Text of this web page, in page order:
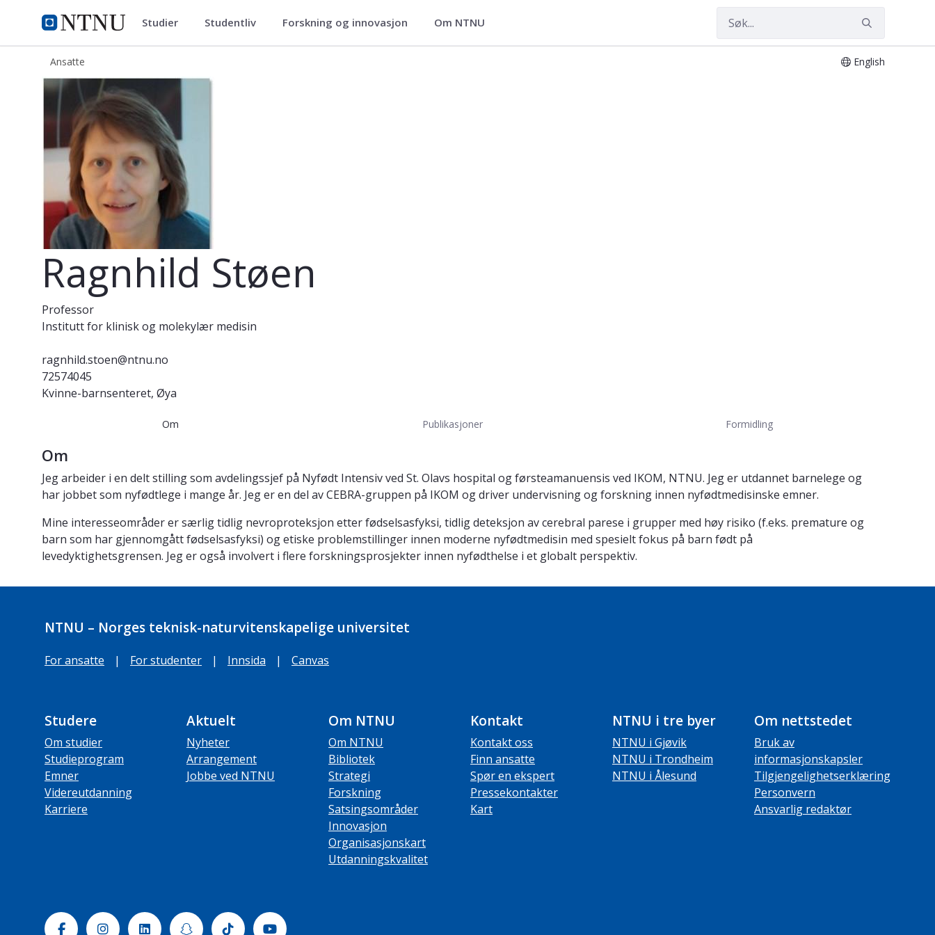
NTNU Hjemmeside
ntnu.no Studier Studentliv Forskning og innovasjon Om NTNU
Ansatte English
Ragnhild Støen
Ragnhild Støen
Professor
Institutt for klinisk og molekylær medisin
ragnhild.stoen@ntnu.no
72574045
Kvinne-barnsenteret, Øya
Om Publikasjoner Formidling
Om
Jeg arbeider i en delt stilling som avdelingssjef på Nyfødt Intensiv ved St. Olavs hospital og førsteamanuensis ved IKOM, NTNU. Jeg er utdannet barnelege og
har jobbet som nyfødtlege i mange år. Jeg er en del av CEBRA-gruppen på IKOM og driver undervisning og forskning innen nyfødtmedisinske emner.
Mine interesseområder er særlig tidlig nevroproteksjon etter fødselsasfyksi, tidlig deteksjon av cerebral parese i grupper med høy risiko (f.eks. premature og
barn som har gjennomgått fødselsasfyksi) og etiske problemstillinger innen moderne nyfødtmedisin med spesielt fokus på barn født på
levedyktighetsgrensen. Jeg er også involvert i flere forskningsprosjekter innen nyfødthelse i et globalt perspektiv.
NTNU – Norges teknisk-naturvitenskapelige universitet
For ansatte | For studenter | Innsida | Canvas
Studere
Om studier
Studieprogram
Emner
Videreutdanning
Karriere
Aktuelt
Nyheter
Arrangement
Jobbe ved NTNU
Om NTNU
Om NTNU
Bibliotek
Strategi
Forskning
Satsingsområder
Innovasjon
Organisasjonskart
Utdanningskvalitet
Kontakt
Kontakt oss
Finn ansatte
Spør en ekspert
Pressekontakter
Kart
NTNU i tre byer
NTNU i Gjøvik
NTNU i Trondheim
NTNU i Ålesund
Om nettstedet
Bruk av
informasjonskapsler
Tilgjengelighetserklæring
Personvern
Ansvarlig redaktør
FacebookInstagramLinkedinSnapchatTiktok Youtube